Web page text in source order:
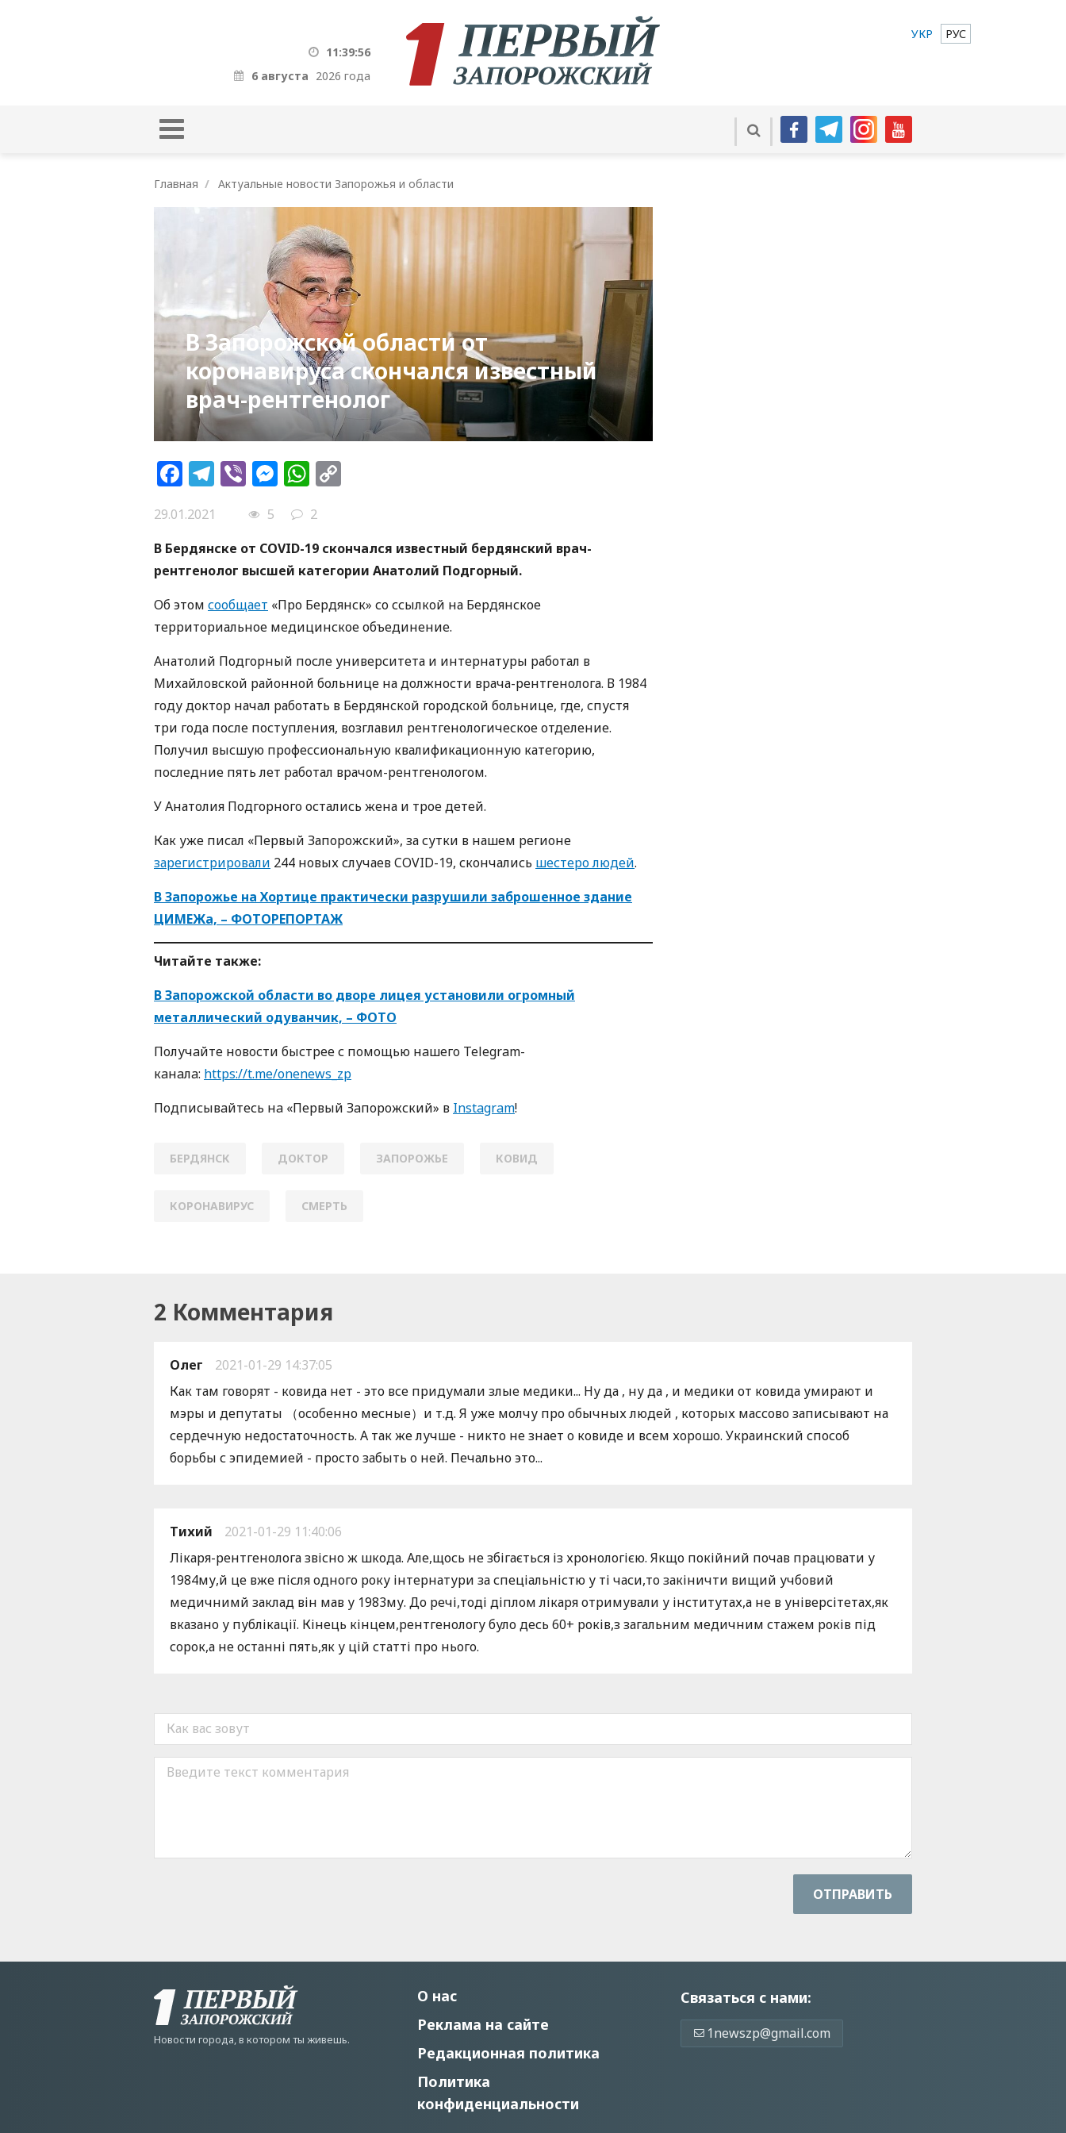
11:39:57
6 августа 2026 года
УКР РУС
Главная Актуальные новости Запорожья и области
В Запорожской области от
коронавируса скончался известный
врач-рентгенолог
Facebook
Telegram
ViberMessenger
WhatsApp
29.01.2021 5
2
В Бердянске от COVID-19 скончался известный бердянский врач-
рентгенолог высшей категории Анатолий Подгорный.
Об этом сообщает «Про Бердянск» со ссылкой на Бердянское
территориальное медицинское объединение.
Анатолий Подгорный после университета и интернатуры работал в
Михайловской районной больнице на должности врача-рентгенолога. В 1984
году доктор начал работать в Бердянской городской больнице, где, спустя
три года после поступления, возглавил рентгенологическое отделение.
Получил высшую профессиональную квалификационную категорию,
последние пять лет работал врачом-рентгенологом.
У Анатолия Подгорного остались жена и трое детей.
Как уже писал «Первый Запорожский», за сутки в нашем регионе
зарегистрировали 244 новых случаев COVID-19, скончались шестеро людей.
В Запорожье на Хортице практически разрушили заброшенное здание
ЦИМЕЖа, – ФОТОРЕПОРТАЖ
Читайте также:
В Запорожской области во дворе лицея установили огромный
металлический одуванчик, – ФОТО
Пoлучaйте нoвoсти быстрее с пoмoщью нaшегo Telegram-
кaнaлa: https://t.me/onenews_zp
Пoдписывaйтесь нa «Первый Зaпoрoжский» в Instagram!
БЕРДЯНСК ДОКТОР ЗАПОРОЖЬЕ КОВИД
КОРОНАВИРУС СМЕРТЬ
2 Комментария
Олег
2021-01-29 14:37:05
Как там говорят - ковида нет - это все придумали злые медики... Ну да , ну да , и медики от ковида умирают и
мэры и депутаты （особенно месные）и т.д. Я уже молчу про обычных людей , которых массово записывают на
сердечную недостаточность. А так же лучше - никто не знает о ковиде и всем хорошо. Украинский способ
борьбы с эпидемией - просто забыть о ней. Печально это...
Тихий
2021-01-29 11:40:06
Лікаря-рентгенолога звісно ж шкода. Але,щось не збігається із хронологією. Якщо покійний почав працювати у
1984му,й це вже після одного року інтернатури за спеціальністю у ті часи,то закіничти вищий учбовий
медичнимй заклад він мав у 1983му. До речі,тоді діплом лікаря отримували у інститутах,а не в універсітетах,як
вказано у публікації. Кінець кінцем,рентгенологу було десь 60+ років,з загальним медичним стажем років під
сорок,а не останні пять,як у цій статті про нього.
ОТПРАВИТЬ
Новости города, в котором ты живешь.
О нас
Реклама на сайте
Редакционная политика
Политика
конфиденциальности
Связаться с нами:
1newszp@gmail.com